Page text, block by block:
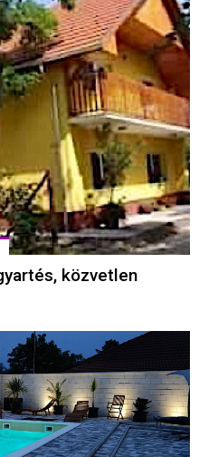
közvetlen